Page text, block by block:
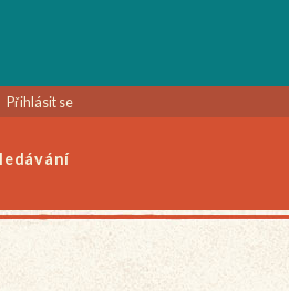
Přihlásit se